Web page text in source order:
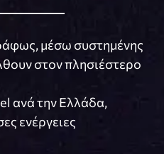
μέσω συστημένης
στον πλησιέστερο
ανά την Ελλάδα,
ενέργειες